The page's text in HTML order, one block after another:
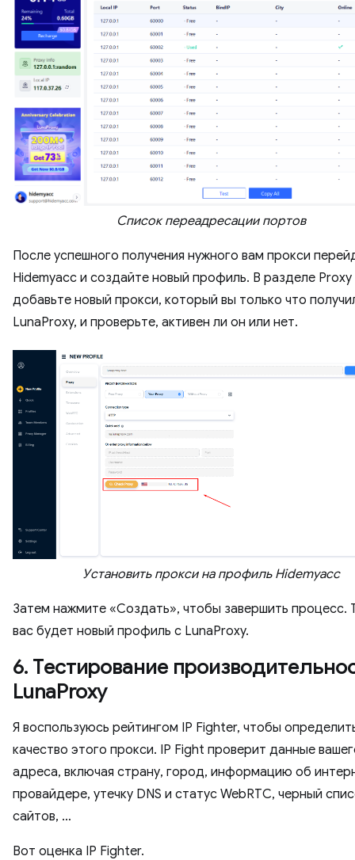
Список переадресации портов
После успешного получения нужного вам прокси
Hidemyacc и создайте новый профиль. В разделе Proxy
добавьте новый прокси, который вы только что
LunaProxy, и проверьте, активен ли он или нет.
Установить прокси на профиль Hidemyacc
Затем нажмите «Создать», чтобы завершить процесс.
вас будет новый профиль с LunaProxy.
6. Тестирование
LunaProxy
Я воспользуюсь рейтингом IP Fighter, чтобы
качество этого прокси. IP Fight проверит данные
адреса, включая страну, город, информацию об
провайдере, утечку DNS и статус WebRTC, черный
сайтов, …
Вот оценка IP Fighter.